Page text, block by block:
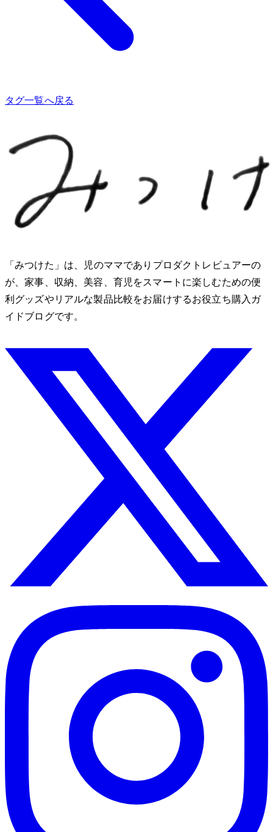
タグ一覧へ戻る
「みつけた」は、2児のママでありプロダクトレビュアーのMio
が、家事、収納、美容、育児をスマートに楽しむための便
利グッズやリアルな製品比較をお届けするお役立ち購入ガ
イドブログです。